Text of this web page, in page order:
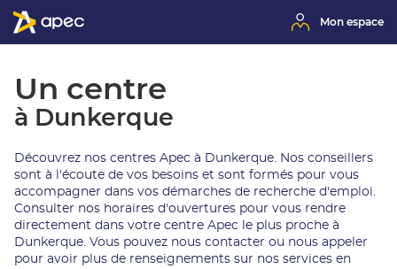
Mon espace
Un centre
à Dunkerque
Découvrez nos centres Apec à Dunkerque. Nos conseillers
sont à l'écoute de vos besoins et sont formés pour vous
accompagner dans vos démarches de recherche d'emploi.
Consulter nos horaires d'ouvertures pour vous rendre
directement dans votre centre Apec le plus proche à
Dunkerque. Vous pouvez nous contacter ou nous appeler
pour avoir plus de renseignements sur nos services en